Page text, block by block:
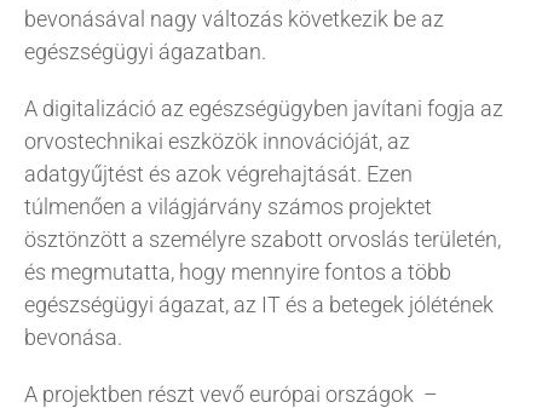
bevonásával nagy változás következik be az
egészségügyi ágazatban.
A digitalizáció az egészségügyben javítani fogja az
orvostechnikai eszközök innovációját, az
adatgyűjtést és azok végrehajtását. Ezen
túlmenően a világjárvány számos projektet
ösztönzött a személyre szabott orvoslás területén,
és megmutatta, hogy mennyire fontos a több
egészségügyi ágazat, az IT és a betegek jólétének
bevonása.
A projektben részt vevő európai országok –